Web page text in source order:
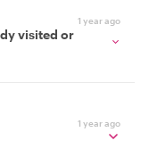
1 year ago
visited or
1 year ago